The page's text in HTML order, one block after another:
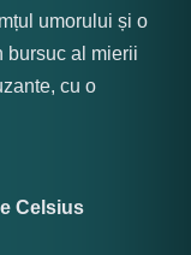
umorului și o
bursuc al mierii
cu o
Celsius